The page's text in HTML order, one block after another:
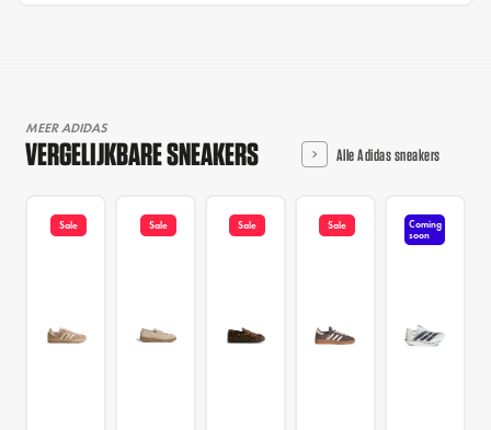
MEER ADIDAS
VERGELIJKBARE SNEAKERS Alle Adidas sneakers
Sale Sale Sale Sale
Coming
soon